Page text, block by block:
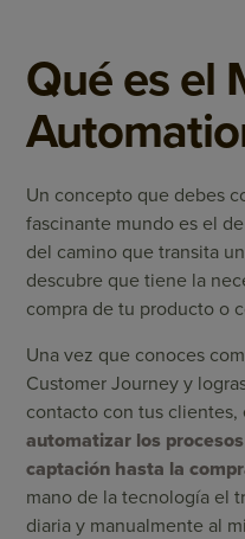
Qué es el
Un concepto que debes
fascinante mundo es el
del camino que transita
descubre que tiene la
compra de tu producto o
Una vez que conoces
Customer Journey y
contacto con tus clientes,
automatizar los
captación hasta la
mano de la tecnología el
diaria y manualmente al